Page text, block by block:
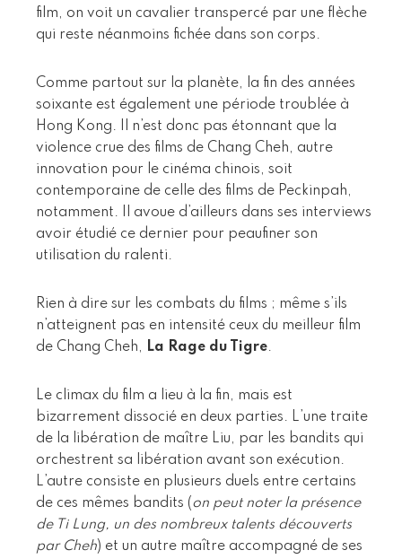
film, on voit un cavalier transpercé par une flèche
qui reste néanmoins fichée dans son corps.
Comme partout sur la planète, la fin des années
soixante est également une période troublée à
Hong Kong. Il n’est donc pas étonnant que la
violence crue des films de Chang Cheh, autre
innovation pour le cinéma chinois, soit
contemporaine de celle des films de Peckinpah,
notamment. Il avoue d’ailleurs dans ses interviews
avoir étudié ce dernier pour peaufiner son
utilisation du ralenti.
Rien à dire sur les combats du films ; même s’ils
n’atteignent pas en intensité ceux du meilleur film
de Chang Cheh,
La Rage du Tigre.
Le climax du film a lieu à la fin, mais est
bizarrement dissocié en deux parties. L’une traite
de la libération de maître Liu, par les bandits qui
orchestrent sa libération avant son exécution.
L’autre consiste en plusieurs duels entre certains
de ces mêmes bandits (on peut noter la présence
de Ti Lung, un des nombreux talents découverts
par Cheh) et un autre maître accompagné de ses